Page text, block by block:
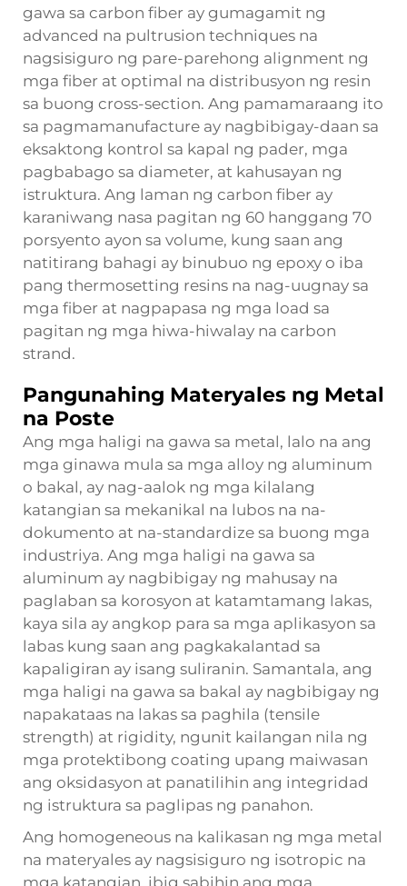
gawa sa carbon fiber ay gumagamit ng
advanced na pultrusion techniques na
nagsisiguro ng pare-parehong alignment ng
mga fiber at optimal na distribusyon ng resin
sa buong cross-section. Ang pamamaraang ito
sa pagmamanufacture ay nagbibigay-daan sa
eksaktong kontrol sa kapal ng pader, mga
pagbabago sa diameter, at kahusayan ng
istruktura. Ang laman ng carbon fiber ay
karaniwang nasa pagitan ng 60 hanggang 70
porsyento ayon sa volume, kung saan ang
natitirang bahagi ay binubuo ng epoxy o iba
pang thermosetting resins na nag-uugnay sa
mga fiber at nagpapasa ng mga load sa
pagitan ng mga hiwa-hiwalay na carbon
strand.
Pangunahing Materyales ng Metal
na Poste
Ang mga haligi na gawa sa metal, lalo na ang
mga ginawa mula sa mga alloy ng aluminum
o bakal, ay nag-aalok ng mga kilalang
katangian sa mekanikal na lubos na na-
dokumento at na-standardize sa buong mga
industriya. Ang mga haligi na gawa sa
aluminum ay nagbibigay ng mahusay na
paglaban sa korosyon at katamtamang lakas,
kaya sila ay angkop para sa mga aplikasyon sa
labas kung saan ang pagkakalantad sa
kapaligiran ay isang suliranin. Samantala, ang
mga haligi na gawa sa bakal ay nagbibigay ng
napakataas na lakas sa paghila (tensile
strength) at rigidity, ngunit kailangan nila ng
mga protektibong coating upang maiwasan
ang oksidasyon at panatilihin ang integridad
ng istruktura sa paglipas ng panahon.
Ang homogeneous na kalikasan ng mga metal
na materyales ay nagsisiguro ng isotropic na
mga katangian, ibig sabihin ang mga